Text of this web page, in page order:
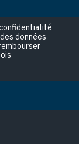
données